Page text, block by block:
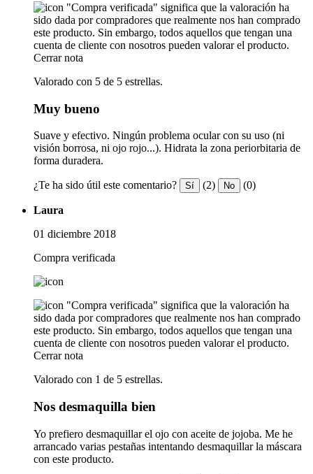
"Compra verificada" significa que la valoración ha
sido dada por compradores que realmente nos han comprado
este producto. Sin embargo, todos aquellos que tengan una
cuenta de cliente con nosotros pueden valorar el producto.
Cerrar nota
Valorado con 5 de 5 estrellas.
Muy bueno
Suave y efectivo. Ningún problema ocular con su uso (ni
visión borrosa, ni ojo rojo...). Hidrata la zona periorbitaria de
forma duradera.
¿Te ha sido útil este comentario? Sí (2) No (0)
Laura
01 diciembre 2018
Compra verificada
"Compra verificada" significa que la valoración ha
sido dada por compradores que realmente nos han comprado
este producto. Sin embargo, todos aquellos que tengan una
cuenta de cliente con nosotros pueden valorar el producto.
Cerrar nota
Valorado con 1 de 5 estrellas.
Nos desmaquilla bien
Yo prefiero desmaquillar el ojo con aceite de jojoba. Me he
arrancado varias pestañas intentando desmaquillar la máscara
con este producto.